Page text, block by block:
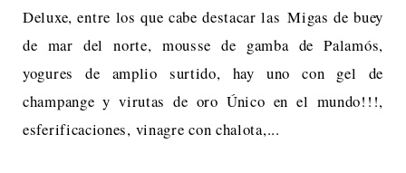
Deluxe, entre los que cabe destacar lasMigas de buey
de mar del norte, mousse de gamba de Palamós,
yogures de amplio surtido, hay uno con gel de
champange y virutas de oro Único en el mundo!!!,
esferificaciones, vinagre con chalota,...